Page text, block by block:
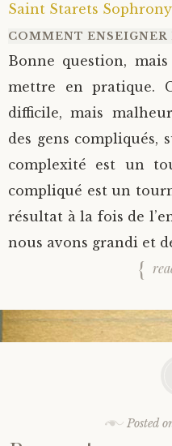
Saint Starets
COMMENT
Bonne question,
mettre en pratique.
difficile, mais
des gens compliqués,
complexité est un
compliqué est un
résultat à la fois de
nous avons grandi et
Posted